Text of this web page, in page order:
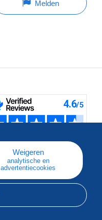
Melden
Weigeren
analytische en
advertentiecookies